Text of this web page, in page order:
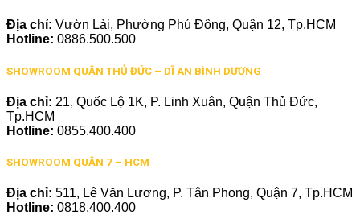
Địa chỉ: Vườn Lài, Phường Phú Đông, Quận 12, Tp.HCM
Hotline: 0886.500.500
SHOWROOM QUẬN THỦ ĐỨC – DĨ AN BÌNH DƯƠNG
Địa chỉ: 21, Quốc Lộ 1K, P. Linh Xuân, Quận Thủ Đức,
Tp.HCM
Hotline: 0855.400.400
SHOWROOM QUẬN 7 – HCM
Địa chỉ: 511, Lê Văn Lương, P. Tân Phong, Quận 7, Tp.HCM
Hotline: 0818.400.400